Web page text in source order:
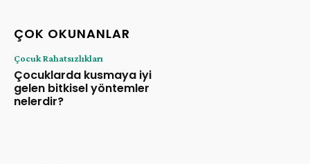
ÇOK OKUNANLAR
Çocuk Rahatsızlıkları
Çocuklarda kusmaya iyi
gelen bitkisel yöntemler
nelerdir?